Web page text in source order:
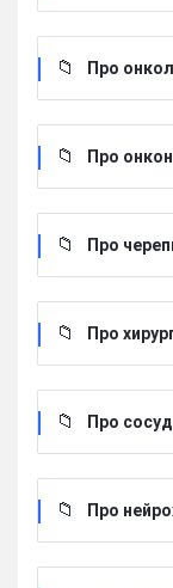
Про
Про
Про
Про
Про
Про